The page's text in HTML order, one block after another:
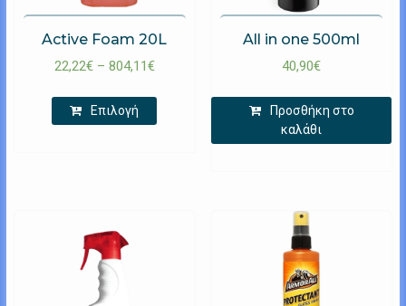
Active Foam 20L
22,22€– 804,11€
Επιλογή
All in one 500ml
40,90€
Προσθήκη στο
καλάθι